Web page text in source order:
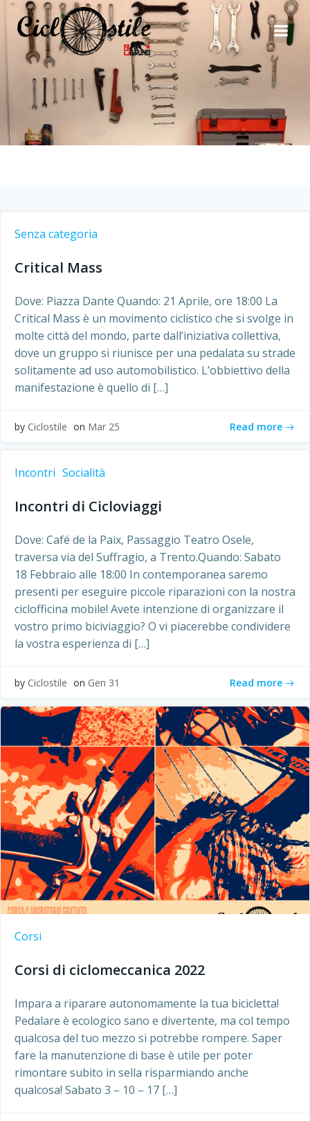
Vai
al
contenuto
Senza categoria
Critical Mass
Dove: Piazza Dante Quando: 21 Aprile, ore 18:00 La
Critical Mass è un movimento ciclistico che si svolge in
molte città del mondo, parte dall’iniziativa collettiva,
dove un gruppo si riunisce per una pedalata su strade
solitamente ad uso automobilistico. L’obbiettivo della
manifestazione è quello di […]
by Ciclostile on Mar 25 Read more
Incontri Socialità
Incontri di Cicloviaggi
Dove: Café de la Paix, Passaggio Teatro Osele,
traversa via del Suffragio, a Trento.Quando: Sabato
18 Febbraio alle 18:00 In contemporanea saremo
presenti per eseguire piccole riparazioni con la nostra
ciclofficina mobile! Avete intenzione di organizzare il
vostro primo biciviaggio? O vi piacerebbe condividere
la vostra esperienza di […]
by Ciclostile on Gen 31 Read more
Corsi
Corsi di ciclomeccanica 2022
Impara a riparare autonomamente la tua bicicletta!
Pedalare è ecologico sano e divertente, ma col tempo
qualcosa del tuo mezzo si potrebbe rompere. Saper
fare la manutenzione di base è utile per poter
rimontare subito in sella risparmiando anche
qualcosa! Sabato 3 – 10 – 17 […]